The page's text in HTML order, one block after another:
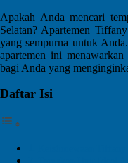
Apakah Anda mencari
Selatan? Apartemen
yang sempurna untuk
apartemen ini
bagi Anda yang
Daftar Isi